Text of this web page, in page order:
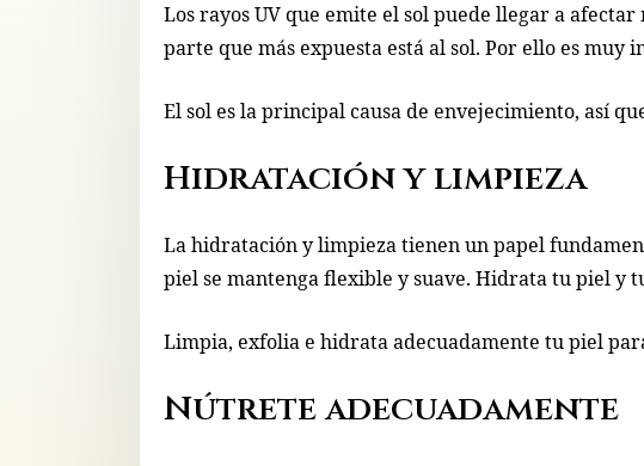
Los rayos UV que emite el sol puede llegar a
parte que más expuesta está al sol. Por ello es
El sol es la principal causa de envejecimiento, así
Hidratación y limpieza
La hidratación y limpieza tienen un papel
piel se mantenga flexible y suave. Hidrata tu piel
Limpia, exfolia e hidrata adecuadamente tu piel
Nútrete adecuadamente